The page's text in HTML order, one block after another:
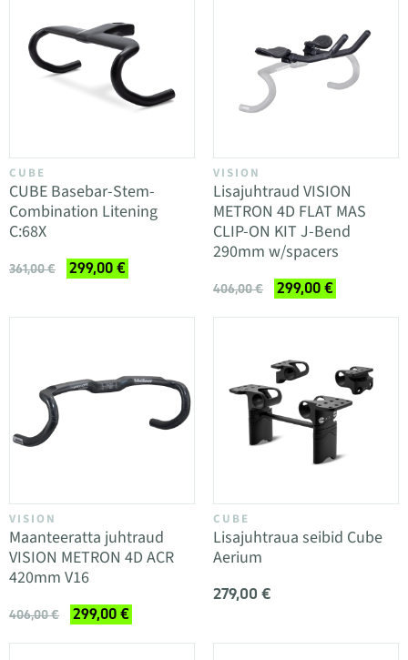
CUBE
CUBE Basebar-Stem-
Combination Litening
C:68X
361,00 € 299,00 €
VISION
Lisajuhtraud VISION
METRON 4D FLAT MAS
CLIP-ON KIT J-Bend
290mm w/spacers
406,00 € 299,00 €
VISION
Maanteeratta juhtraud
VISION METRON 4D ACR
420mm V16
406,00 € 299,00 €
CUBE
Lisajuhtraua seibid Cube
Aerium
279,00 €